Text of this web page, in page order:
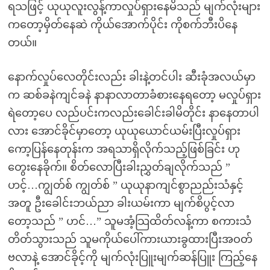
ရသဖြင့် ယုယုလူးလွန့်ကာလှုပ်ရှားနေမိသည် မျက်လုံးများ
ကတော့မှိတ်နေဆဲ ကိုယ်အောက်ပိုင်း ကိုစက်ဘီးပိနေ
တယ်။
နောက်လှုပ်လေတိုင်းလည်း ခါးနဲ့တင်ပါး ဆီးခုံအလယ်မှာ
က ဆစ်ခနဲကျင်ခနဲ နာနာလာတာခံစားနေရတော့ မလှုပ်ရှား
ရဲတော့ပေ လည်ပင်းကလည်းခေါင်းခါမိတိုင်း နာနေတာပါ
လား အောင်ခိုင်မှာတော့ ယုယုယောင်ယမ်းပြီးလှုပ်ရှား
ကော့ပြန်နေတုန်းက အရသာရှိလိုက်သည့်ဖြစ်ခြင်း ဟု
တွေးနေခိုက်။ စိတ်လောပြီးခါးညွှတ်ချလိုက်သည် ”
ဟင့်…ကျွတ်စ် ကျွတ်စ် ” ယုယုနာကျင်စွာညည်းသံနှင့်
အတူ ဦးခေါင်းဘယ်ညာ ခါးယမ်းကာ မျက်စိပွင့်လာ
တော့သည် ” ဟင်…” သူမအံ့သြထိတ်လန့်ကာ စကားသံ
တိတ်သွားသည် သူမကိုယ်ပေါ်ကားယားခွထားပြီးအဝတ်
ဗလာနဲ့ အောင်ခိုင့်ကို မျက်လုံးပြူးမျက်ဆန်ပြူး ကြည့်နေ